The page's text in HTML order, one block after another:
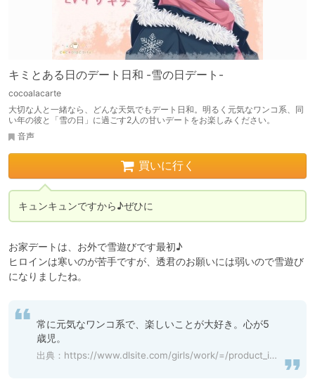
キミとある日のデート日和 -雪の日デート-
cocoalacarte
大切な人と一緒なら、どんな天気でもデート日和。明るく元気なワンコ系、同
い年の彼と「雪の日」に過ごす2人の甘いデートをお楽しみください。
音声
買いに行く
キュンキュンですから♪ぜひに
お家デートは、お外で雪遊びです最初♪
ヒロインは寒いのが苦手ですが、透君のお願いには弱いので雪遊び
になりましたね。
常に元気なワンコ系で、楽しいことが大好き。心が5
歳児。
出典： https://www.dlsite.com/girls/work/=/product_id/RJ351978.html